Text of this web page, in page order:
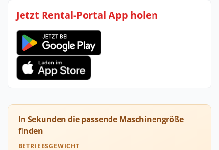
Jetzt Rental-Portal App holen
In Sekunden die passende Maschinengröße
finden
BETRIEBSGEWICHT